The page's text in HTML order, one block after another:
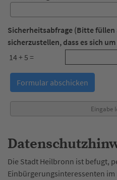
Sicherheitsabfrage (Bitte füllen
sicherzustellen, dass es sich
14 + 5 =
Die Stadt Heilbronn ist befugt,
Einbürgerungsinteressenten im